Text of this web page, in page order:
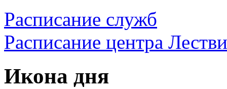
Расписание служб
Расписание центра
Икона дня